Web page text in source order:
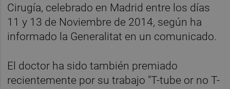
Cirugía, celebrado en Madrid entre los días
11 y 13 de Noviembre de 2014, según ha
informado la Generalitat en un comunicado.
El doctor ha sido también premiado
recientemente por su trabajo "T-tube or no T-